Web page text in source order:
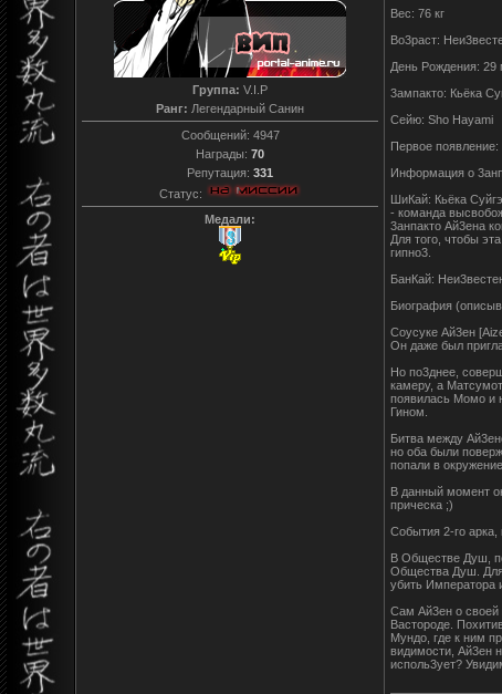
Группа: V.I.P
Ранг: Легендарный Санин
Сообщений: 4947
Награды: 70
Репутация: 331
Статус:
Медали:
Вес: 76 кг
Во3раст:
День Рождения: 29
3ампакто: Кьёка
Сейю: Sho Hayami
Первое
Информация о
ШиКай: Кьёка
- команда
3анпакто Ай3ена
Для того, чтобы
гипно3.
БанКай:
Биография
Соусуке Ай3ен
Он даже был
Но по3днее,
камеру, а
появилась Момо и
Гином.
Битва между
но оба были
попали в
В данный момент
прическа ;)
События 2-го
В Обществе Душ,
Общества Душ. Для
убить Императора
Сам Ай3ен о своей
Вастороде.
Мундо, где к ним
видимости, Ай3ен
исполь3ует?